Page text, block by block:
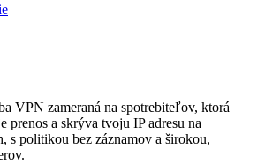
VPN zameraná na spotrebiteľov, ktorá
prenos a skrýva tvoju IP adresu na
s politikou bez záznamov a širokou,